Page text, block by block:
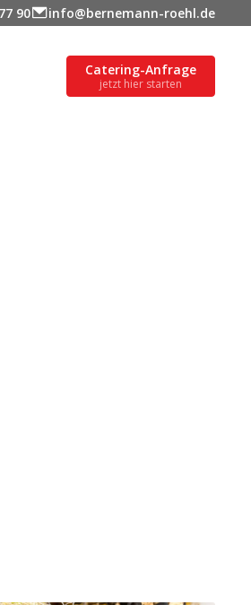
90 info@bernemann-roehl.de
Catering-Anfrage
jetzt hier starten